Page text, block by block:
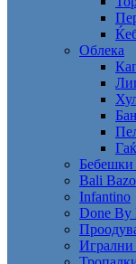
Облека
Бебешки
Bali
Infantino
Done By
Игрални